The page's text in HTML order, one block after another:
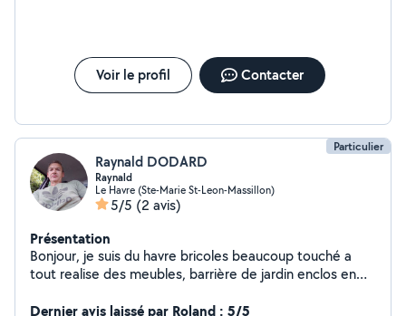
Voir le profil Contacter
Particulier
Raynald DODARD
Raynald
Le Havre (Ste-Marie St-Leon-Massillon)
5/5 (2 avis)
Présentation
Bonjour, je suis du havre bricoles beaucoup touché a
tout realise des meubles, barrière de jardin enclos en
plombier chauffagiste monteur charpente j'ai fait divers
Dernier avis laissé par Roland : 5/5